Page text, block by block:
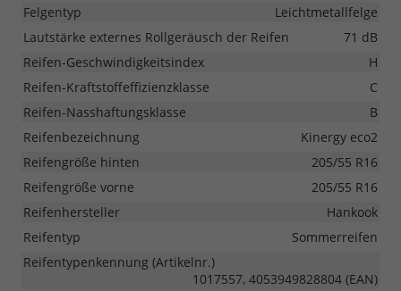
Felgentyp
Leichtmetallfelge
Lautstärke externes Rollgeräusch der Reifen
71 dB
Reifen-Geschwindigkeitsindex
H
Reifen-Kraftstoffeffizienzklasse
C
Reifen-Nasshaftungsklasse
B
Reifenbezeichnung
Kinergy eco2
Reifengröße hinten
205/55 R16
Reifengröße vorne
205/55 R16
Reifenhersteller
Hankook
Reifentyp
Sommerreifen
Reifentypenkennung (Artikelnr.)
1017557, 4053949828804 (EAN)